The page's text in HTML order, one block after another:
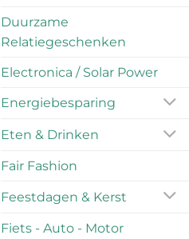
Duurzame
Relatiegeschenken
Electronica / Solar Power
Energiebesparing
Eten & Drinken
Fair Fashion
Feestdagen & Kerst
Fiets - Auto - Motor